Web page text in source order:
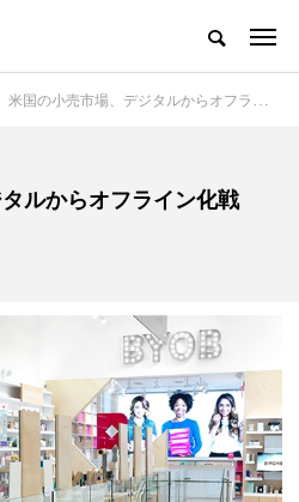
ジネス誌
AI
BUSINESS
GWI調査から読み解く2030年の
都市型スパ――身近なウェルネ
の次世代モデル
2026.08.06
米国の小売市場、デジタルからオフライン化戦略？
ルからオフライン化戦